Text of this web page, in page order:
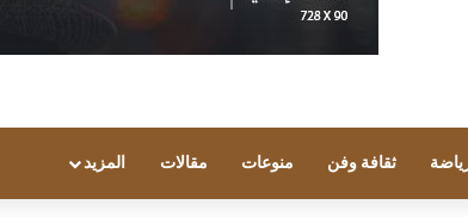
ثقافة وفن منوعات مقالات المزيد